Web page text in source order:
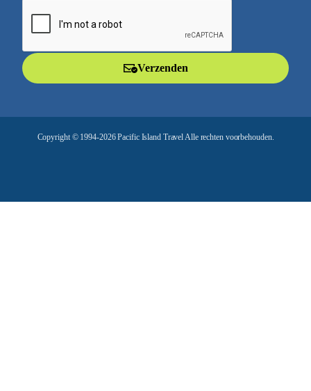
a
Verzenden
Copyright © 1994-2026 Pacific Island Travel Alle rechten voorbehouden.